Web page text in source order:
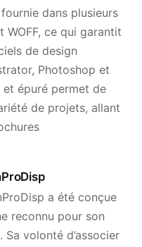
dans plusieurs
WOFF, ce qui garantit
de design
Photoshop et
et épuré permet de
de projets, allant
a été conçue
reconnu pour son
volonté d’associer